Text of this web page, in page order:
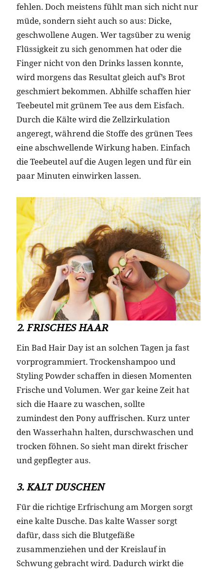
fehlen. Doch meistens fühlt man sich nicht nur
müde, sondern sieht auch so aus: Dicke,
geschwollene Augen. Wer tagsüber zu wenig
Flüssigkeit zu sich genommen hat oder die
Finger nicht von den Drinks lassen konnte,
wird morgens das Resultat gleich auf’s Brot
geschmiert bekommen. Abhilfe schaffen hier
Teebeutel mit grünem Tee aus dem Eisfach.
Durch die Kälte wird die Zellzirkulation
angeregt, während die Stoffe des grünen Tees
eine abschwellende Wirkung haben. Einfach
die Teebeutel auf die Augen legen und für ein
paar Minuten einwirken lassen.
2. FRISCHES HAAR
Ein Bad Hair Day ist an solchen Tagen ja fast
vorprogrammiert. Trockenshampoo und
Styling Powder schaffen in diesen Momenten
Frische und Volumen. Wer gar keine Zeit hat
sich die Haare zu waschen, sollte
zumindest den Pony auffrischen. Kurz unter
den Wasserhahn halten, durschwaschen und
trocken föhnen. So sieht man direkt frischer
und gepflegter aus.
3. KALT DUSCHEN
Für die richtige Erfrischung am Morgen sorgt
eine kalte Dusche. Das kalte Wasser sorgt
dafür, dass sich die Blutgefäße
zusammenziehen und der Kreislauf in
Schwung gebracht wird. Dadurch wirkt die